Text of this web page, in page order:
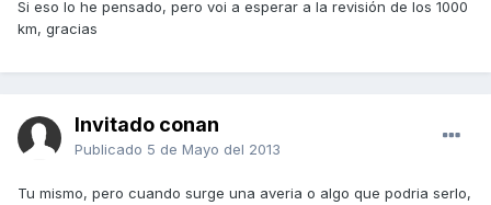
Si eso lo he pensado, pero voi a esperar a la revisión de los 1000
km, gracias
Invitado conan
Publicado 5 de Mayo del 2013
Tu mismo, pero cuando surge una averia o algo que podria serlo,